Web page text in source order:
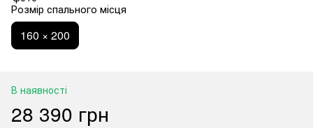
Розмір спального місця
160 × 200
В наявності
28 390 грн